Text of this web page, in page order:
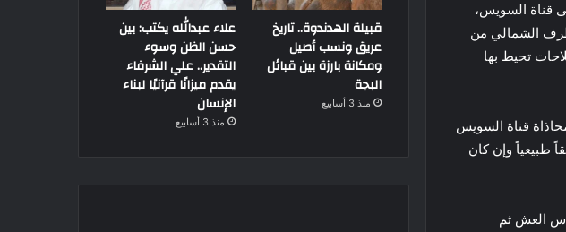
قناة السويس،
الشمالي من
تحيط بها
بمحاذاة قناة السويس
طبيعياً وإن كان
العش ثم
قبيلة الهدندوة.. تاريخ
عريق ونسب أصيل
ومكانة بارزة بين قبائل
البجة
منذ 3 أسابيع
علاء عبدالله يكتب: بين
حسن الظن وسوء
التقدير.. علي الشرفاء
يقدم ميزانًا قرآنيًا لبناء
الإنسان
منذ 3 أسابيع